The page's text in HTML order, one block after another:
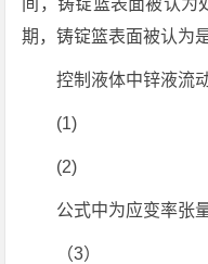
期，铸锭篮表面被认为
控制液体中锌液流
(1)
(2)
公式中为应变率张
（3）